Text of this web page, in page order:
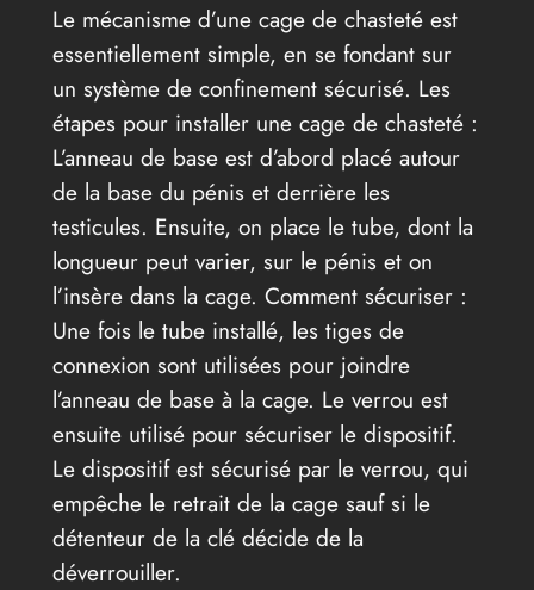
Le mécanisme d’une cage de chasteté est
essentiellement simple, en se fondant sur
un système de confinement sécurisé. Les
étapes pour installer une cage de chasteté :
L’anneau de base est d’abord placé autour
de la base du pénis et derrière les
testicules. Ensuite, on place le tube, dont la
longueur peut varier, sur le pénis et on
l’insère dans la cage. Comment sécuriser :
Une fois le tube installé, les tiges de
connexion sont utilisées pour joindre
l’anneau de base à la cage. Le verrou est
ensuite utilisé pour sécuriser le dispositif.
Le dispositif est sécurisé par le verrou, qui
empêche le retrait de la cage sauf si le
détenteur de la clé décide de la
déverrouiller.